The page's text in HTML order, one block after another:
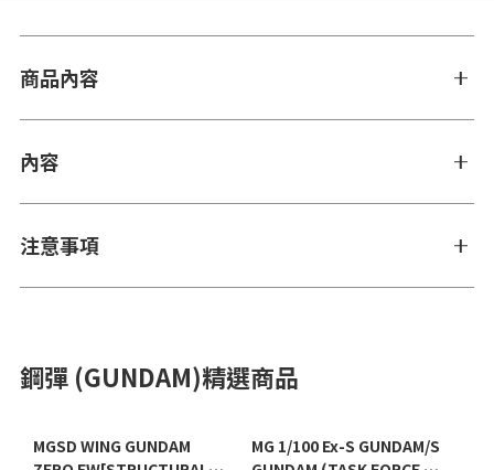
商品內容
內容
注意事項
鋼彈 (GUNDAM)精選商品
MGSD WING GUNDAM
MG 1/100 Ex-S GUNDAM/S